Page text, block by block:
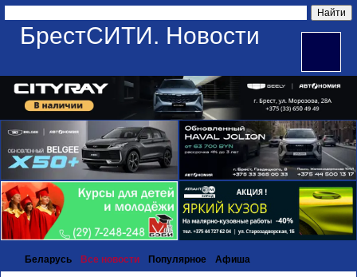
БрестСИТИ. Новости
Беларусь Все новости Популярное Афиша